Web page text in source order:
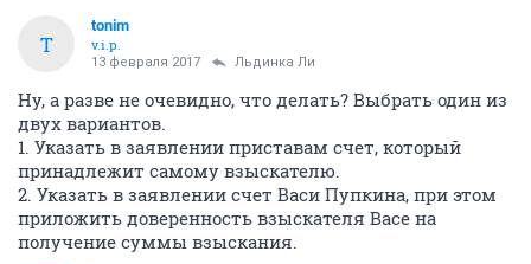
T
tonim
v.i.p.
13 февраля 2017 Льдинка Ли
Ну, а разве не очевидно, что делать? Выбрать один из
двух вариантов.
1. Указать в заявлении приставам счет, который
принадлежит самому взыскателю.
2. Указать в заявлении счет Васи Пупкина, при этом
приложить доверенность взыскателя Васе на
получение суммы взыскания.